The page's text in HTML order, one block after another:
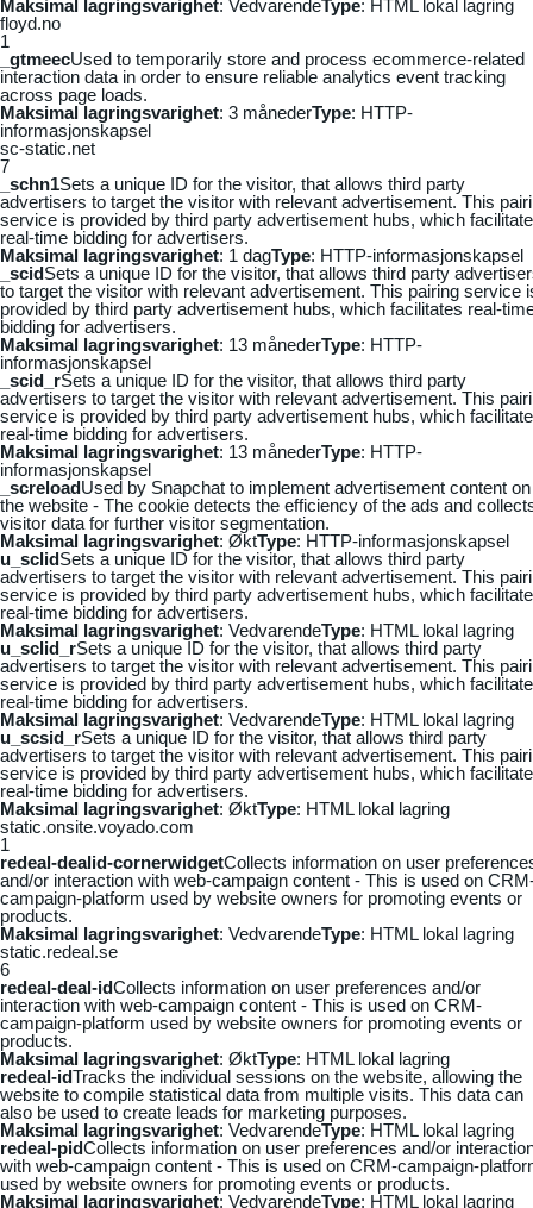
Maksimal lagringsvarighet: VedvarendeType: HTML lokal lagring
floyd.no
1
_gtmeecUsed to temporarily store and process ecommerce-related
interaction data in order to ensure reliable analytics event tracking
across page loads.
Maksimal lagringsvarighet: 3 månederType: HTTP-
informasjonskapsel
sc-static.net
7
_schn1Sets a unique ID for the visitor, that allows third party
advertisers to target the visitor with relevant advertisement. This
service is provided by third party advertisement hubs, which
real-time bidding for advertisers.
Maksimal lagringsvarighet: 1 dagType: HTTP-informasjonskapsel
_scidSets a unique ID for the visitor, that allows third party
to target the visitor with relevant advertisement. This pairing service
provided by third party advertisement hubs, which facilitates real-
bidding for advertisers.
Maksimal lagringsvarighet: 13 månederType: HTTP-
informasjonskapsel
_scid_rSets a unique ID for the visitor, that allows third party
advertisers to target the visitor with relevant advertisement. This
service is provided by third party advertisement hubs, which
real-time bidding for advertisers.
Maksimal lagringsvarighet: 13 månederType: HTTP-
informasjonskapsel
_screloadUsed by Snapchat to implement advertisement content on
the website - The cookie detects the efficiency of the ads and
visitor data for further visitor segmentation.
Maksimal lagringsvarighet: ØktType: HTTP-informasjonskapsel
u_sclidSets a unique ID for the visitor, that allows third party
advertisers to target the visitor with relevant advertisement. This
service is provided by third party advertisement hubs, which
real-time bidding for advertisers.
Maksimal lagringsvarighet: VedvarendeType: HTML lokal lagring
u_sclid_rSets a unique ID for the visitor, that allows third party
advertisers to target the visitor with relevant advertisement. This
service is provided by third party advertisement hubs, which
real-time bidding for advertisers.
Maksimal lagringsvarighet: VedvarendeType: HTML lokal lagring
u_scsid_rSets a unique ID for the visitor, that allows third party
advertisers to target the visitor with relevant advertisement. This
service is provided by third party advertisement hubs, which
real-time bidding for advertisers.
Maksimal lagringsvarighet: ØktType: HTML lokal lagring
static.onsite.voyado.com
1
redeal-dealid-cornerwidgetCollects information on user
and/or interaction with web-campaign content - This is used on
campaign-platform used by website owners for promoting events or
products.
Maksimal lagringsvarighet: VedvarendeType: HTML lokal lagring
static.redeal.se
6
redeal-deal-idCollects information on user preferences and/or
interaction with web-campaign content - This is used on CRM-
campaign-platform used by website owners for promoting events or
products.
Maksimal lagringsvarighet: ØktType: HTML lokal lagring
redeal-idTracks the individual sessions on the website, allowing the
website to compile statistical data from multiple visits. This data can
also be used to create leads for marketing purposes.
Maksimal lagringsvarighet: VedvarendeType: HTML lokal lagring
redeal-pidCollects information on user preferences and/or
with web-campaign content - This is used on CRM-campaign-
used by website owners for promoting events or products.
Maksimal lagringsvarighet: VedvarendeType: HTML lokal lagring